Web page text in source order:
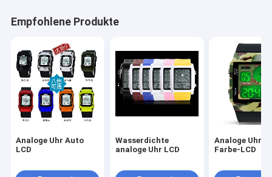
Empfohlene Produkte
Analoge Uhr Auto
LCD
Wasserdichte
analoge Uhr LCD
Analoge Uhr
Farbe-LCD